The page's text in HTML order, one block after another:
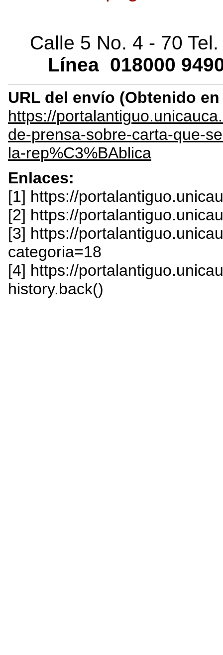
Calle 5 No. 4 - 70
Línea 018000
URL del envío (Obtenido
https://
de-prensa-sobre-carta-que-
la-rep%C3%BAblica
Enlaces:
[1] https://
[2] https://
[3] https://
categoria=18
[4] https://
history.back()